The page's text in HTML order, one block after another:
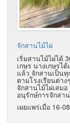
จักสานไม้ไผ่
เริ่มสานไม้ไผ่ได้
เกษร นางเกษรไ
แล้ว จักสานเป็นทุ
ตามโรงเรียนต่า
จักสานไม้ไผ่เสม
อนุรักษ์การจักสา
เผยแพร่เมื่อ 16-